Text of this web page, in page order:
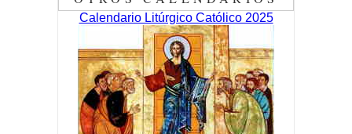
Calendario Litúrgico Católico 2025